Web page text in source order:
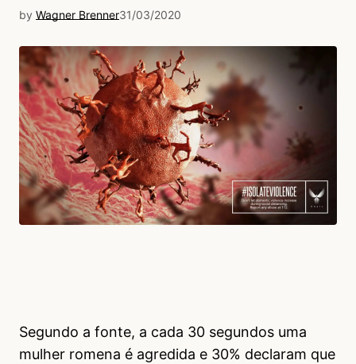
by Wagner Brenner31/03/2020
Segundo a fonte, a cada 30 segundos uma
mulher romena é agredida e 30% declaram que